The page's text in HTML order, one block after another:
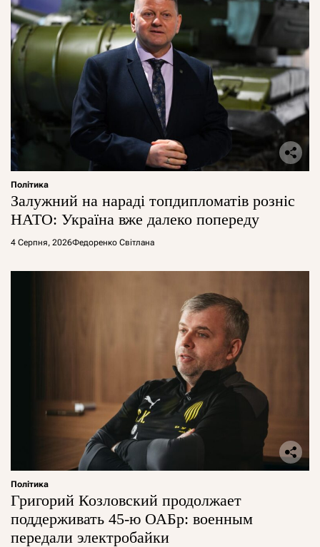
Політика
Залужний на нараді топдипломатів розніс
НАТО: Україна вже далеко попереду
4 Серпня, 2026Федоренко Світлана
Політика
Григорий Козловский продолжает
поддерживать 45-ю ОАБр: военным
передали электробайки